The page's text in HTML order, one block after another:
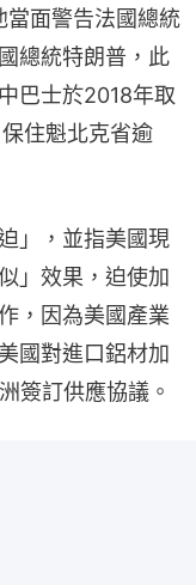
當面警告法國總統
總統特朗普，此
巴士於2018年取
住魁北克省逾
」，並指美國現
」效果，迫使加
，因為美國產業
國對進口鋁材加
簽訂供應協議。